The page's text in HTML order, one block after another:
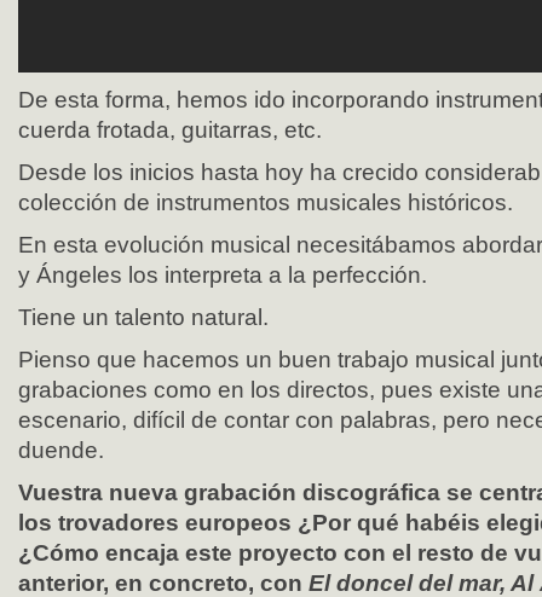
De esta forma, hemos ido incorporando
cuerda frotada, guitarras, etc.
Desde los inicios hasta hoy ha crecido
colección de instrumentos musicales históricos.
En esta evolución musical necesitábamos
y Ángeles los interpreta a la perfección.
Tiene un talento natural.
Pienso que hacemos un buen trabajo musical
grabaciones como en los directos, pues existe
escenario, difícil de contar con palabras, pero
duende.
Vuestra nueva grabación discográfica se
los trovadores europeos ¿Por qué habéis
¿Cómo encaja este proyecto con el resto de
anterior, en concreto, con El doncel del mar,